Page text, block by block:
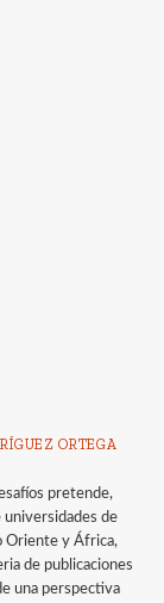
ORTEGA
pretende,
universidades de
Oriente y África,
de publicaciones
una perspectiva